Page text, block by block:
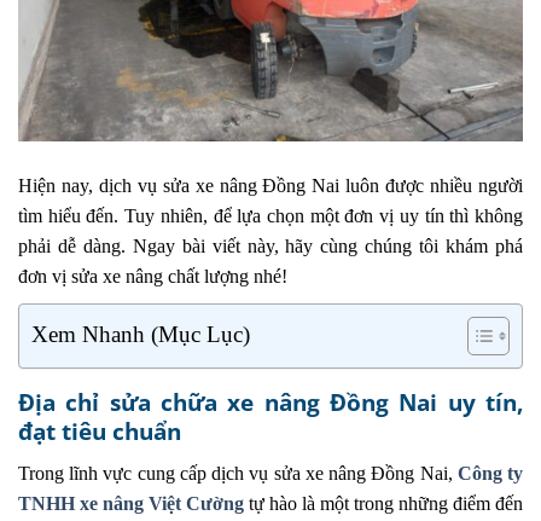
Hiện nay, dịch vụ sửa xe nâng Đồng Nai luôn được nhiều người
tìm hiểu đến. Tuy nhiên, để lựa chọn một đơn vị uy tín thì không
phải dễ dàng. Ngay bài viết này, hãy cùng chúng tôi khám phá
đơn vị sửa xe nâng chất lượng nhé!
Xem Nhanh (Mục Lục)
Địa chỉ sửa chữa xe nâng Đồng Nai uy tín,
đạt tiêu chuẩn
Trong lĩnh vực cung cấp dịch vụ sửa xe nâng Đồng Nai, Công ty
TNHH xe nâng Việt Cường tự hào là một trong những điểm đến